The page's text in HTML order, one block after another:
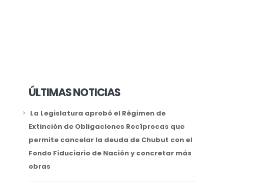
ÚLTIMAS NOTICIAS
La Legislatura aprobó el Régimen de
Extinción de Obligaciones Recíprocas que
permite cancelar la deuda de Chubut con el
Fondo Fiduciario de Nación y concretar más
obras